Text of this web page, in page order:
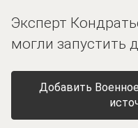
Эксперт
могли запустить
Добавить